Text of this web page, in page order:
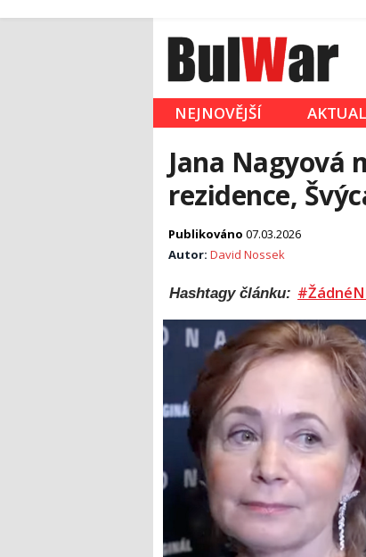
NEJNOVĚJŠÍ
Jana Nagyová
rezidence,
Publikováno 07.03.2026
Autor: David Nossek
Hashtagy článku: